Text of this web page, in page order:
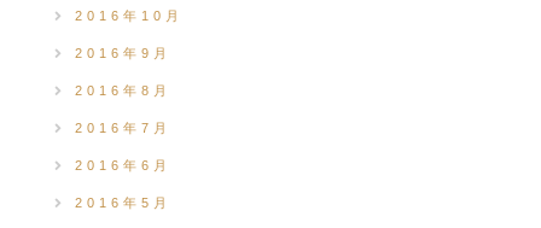
2016年10月
2016年9月
2016年8月
2016年7月
2016年6月
2016年5月